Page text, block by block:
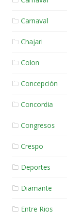
Carnaval
Chajari
Colon
Concepción
Concordia
Congresos
Crespo
Deportes
Diamante
Entre Rios